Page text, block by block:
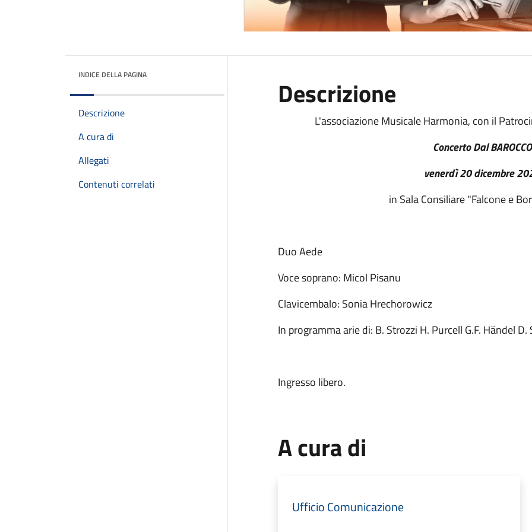
INDICE DELLA PAGINA
Descrizione
A cura di
Allegati
Contenuti correlati
Descrizione
L'associazione Musicale Harmonia, con il
Concerto Dal
venerdì 20 dicembre
in Sala Consiliare "Falcone e
Duo Aede
Voce soprano: Micol Pisanu
Clavicembalo: Sonia Hrechorowicz
In programma arie di: B. Strozzi H. Purcell G.F. Händel
Ingresso libero.
A cura di
Ufficio Comunicazione